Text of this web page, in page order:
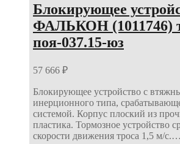
Блокирующее
ФАЛЬКОН (1011746)
поя-037.15-юз
57 666 ₽
Блокирующее устройство с
инерционного типа,
системой. Корпус плоский из
пластика. Тормозное устройство
скорости движения троса 1,5 м/с.…